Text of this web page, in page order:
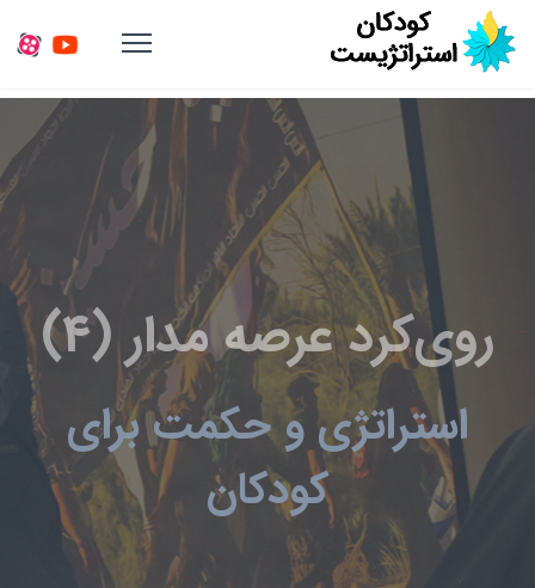
روی‌کرد عرصه مدار (4)
استراتژی و حکمت برای
کودکان